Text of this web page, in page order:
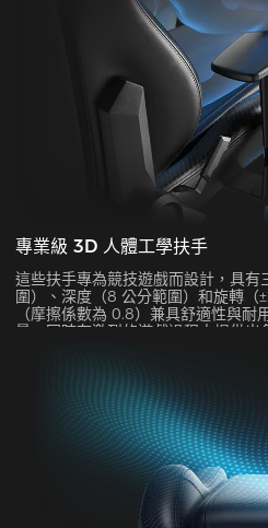
專業級 3D 人體工學扶手
這些扶手專為競技遊戲而設計，具
圍）、深度（8 公分範圍）和旋轉（
（摩擦係數為 0.8）兼具舒適性與耐
量，同時在激烈的遊戲過程中提供出